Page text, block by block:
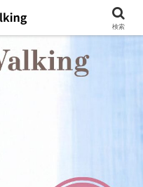
検索